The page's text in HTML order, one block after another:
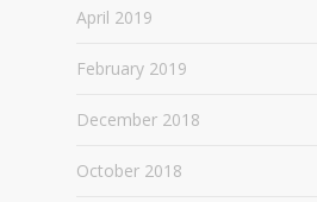
April 2019
February 2019
December 2018
October 2018